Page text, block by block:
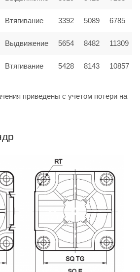
Втягивание 3392 5089 6785
Выдвижение 5654 8482 11309
Втягивание 5428 8143 10857
приведены с учетом потери на